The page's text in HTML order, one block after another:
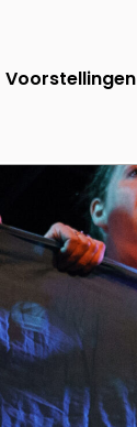
Voorstellingen